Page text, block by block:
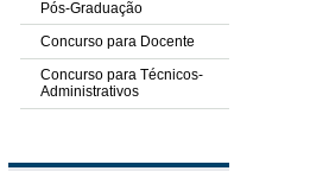
Pós-Graduação
Concurso para Docente
Concurso para Técnicos-
Administrativos